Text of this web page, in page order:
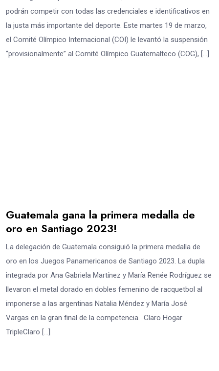
podrán competir con todas las credenciales e identificativos en
la justa más importante del deporte. Este martes 19 de marzo,
el Comité Olímpico Internacional (COI) le levantó la suspensión
“provisionalmente” al Comité Olímpico Guatemalteco (COG), […]
Guatemala gana la primera medalla de
oro en Santiago 2023!
La delegación de Guatemala consiguió la primera medalla de
oro en los Juegos Panamericanos de Santiago 2023. La dupla
integrada por Ana Gabriela Martínez y María Renée Rodríguez se
llevaron el metal dorado en dobles femenino de racquetbol al
imponerse a las argentinas Natalia Méndez y María José
Vargas en la gran final de la competencia. Claro Hogar
TripleClaro […]